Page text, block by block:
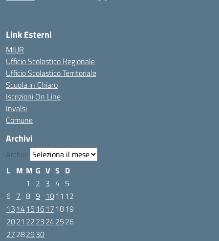
Link Esterni
MIUR
Ufficio Scolastico Regionale
Ufficio Scolastico Territoriale
Scuola in Chiaro
Iscrizioni On Line
Invalsi
Comune
Archivi
Archivi
L M M G V S D
1
2 3 4 5
6 7 8 9 1011 12
13 1415 1617 1819
2021 2223242526
27282930